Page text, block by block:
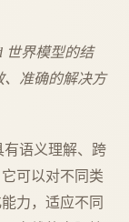
世界模型的结
、准确的解决方
语义理解、跨
可以对不同类
力，适应不同